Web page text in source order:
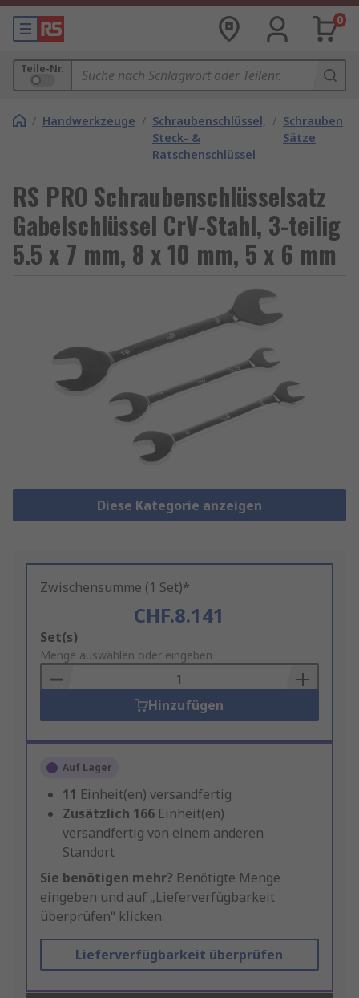
0
Teile-Nr.
/ Handwerkzeuge / Schraubenschlüssel,
Steck- &
Ratschenschlüssel
/
Sätze
RS PRO Schraubenschlüsselsatz
Gabelschlüssel CrV-Stahl, 3-teilig
5.5 x 7 mm, 8 x 10 mm, 5 x 6 mm
Diese Kategorie anzeigen
Zwischensumme (1 Set)*
CHF.8.141
Add
to
Basket
Set(s)
Menge auswählen oder eingeben
Hinzufügen
Auf Lager
11 Einheit(en) versandfertig
Zusätzlich 166 Einheit(en)
versandfertig von einem anderen
Standort
Sie benötigen mehr? Benötigte Menge
eingeben und auf „Lieferverfügbarkeit
überprüfen“ klicken.
Lieferverfügbarkeit überprüfen